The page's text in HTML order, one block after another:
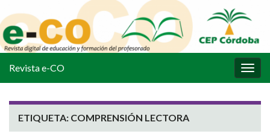
la
Revista e-CO
ETIQUETA: COMPRENSIÓN LECTORA